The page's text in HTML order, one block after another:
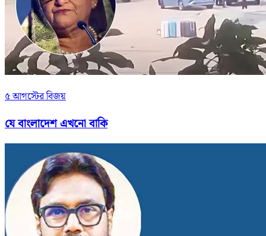
৫ আগস্টের বিজয়
যে বাংলাদেশ এখনো বাকি